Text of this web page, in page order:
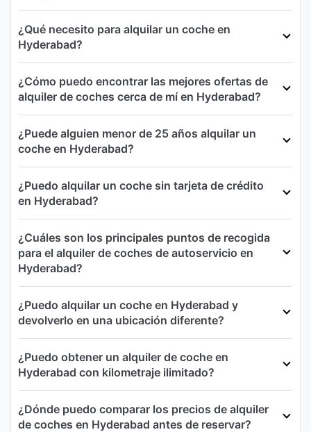
¿Qué necesito para alquilar un coche en
Hyderabad?
¿Cómo puedo encontrar las mejores ofertas de
alquiler de coches cerca de mí en Hyderabad?
¿Puede alguien menor de 25 años alquilar un
coche en Hyderabad?
¿Puedo alquilar un coche sin tarjeta de crédito
en Hyderabad?
¿Cuáles son los principales puntos de recogida
para el alquiler de coches de autoservicio en
Hyderabad?
¿Puedo alquilar un coche en Hyderabad y
devolverlo en una ubicación diferente?
¿Puedo obtener un alquiler de coche en
Hyderabad con kilometraje ilimitado?
¿Dónde puedo comparar los precios de alquiler
de coches en Hyderabad antes de reservar?